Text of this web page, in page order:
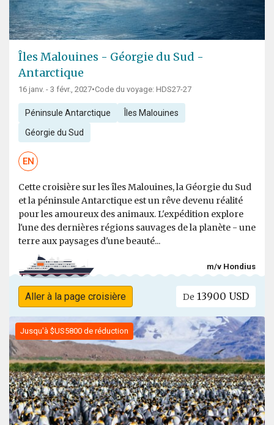
Îles Malouines - Géorgie du Sud -
Antarctique
16 janv. - 3 févr., 2027•Code du voyage: HDS27-27
Péninsule Antarctique Îles Malouines
Géorgie du Sud
EN
Cette croisière sur les îles Malouines, la Géorgie du Sud
et la péninsule Antarctique est un rêve devenu réalité
pour les amoureux des animaux. L'expédition explore
l'une des dernières régions sauvages de la planète - une
terre aux paysages d'une beauté...
m/v Hondius
Aller à la page croisière De 13900 USD
Jusqu'à $US5800 de réduction